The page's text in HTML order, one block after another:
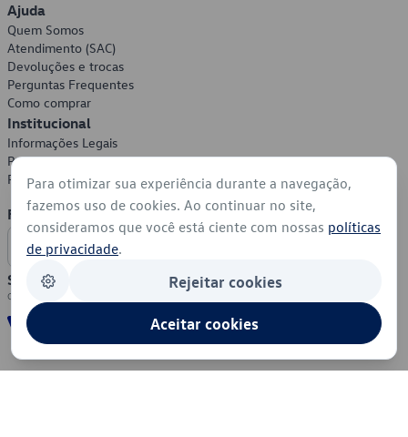
Ajuda
Quem Somos
Atendimento (SAC)
Devoluções e trocas
Perguntas Frequentes
Como comprar
Institucional
Informações Legais
Política de Privacidade
Política de Cookies
Formas de Pagamento
Segurança
Para otimizar sua experiência durante a navegação,
fazemos uso de cookies. Ao continuar no site,
consideramos que você está ciente com nossas políticas
de privacidade.
Rejeitar cookies
Aceitar cookies